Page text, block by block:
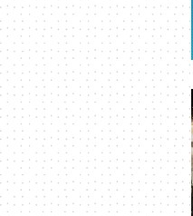
訊
平
台